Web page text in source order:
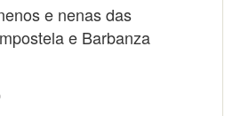
e nenas das
e Barbanza